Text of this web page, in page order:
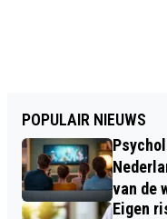
POPULAIR NIEUWS
van de
Eigen